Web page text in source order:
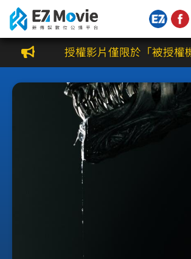
新傳媒數位公播平台
授權影片僅限於「被授權